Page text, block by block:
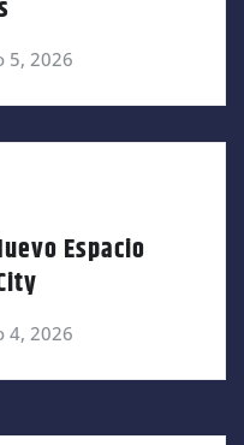
5, 2026
Espacio
4, 2026